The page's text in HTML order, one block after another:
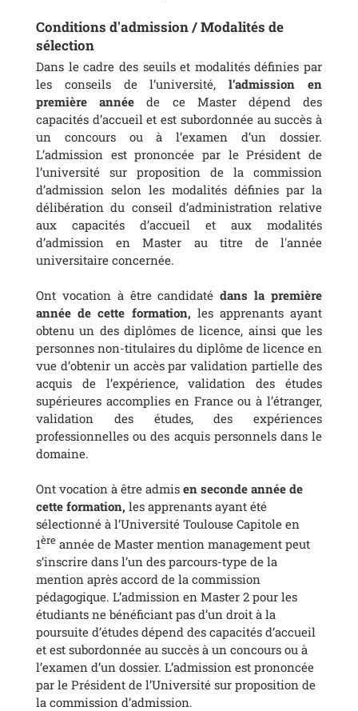
Conditions d'admission / Modalités de
sélection
Dans le cadre des seuils et modalités définies par
les conseils de l’université,l’admission en
première annéede ce Master dépend des
capacités d’accueil et est subordonnée au succès à
un concours ou à l’examen d’un dossier.
L’admission est prononcée par le Président de
l’université sur proposition de la commission
d’admission selon les modalités définies par la
délibération du conseil d’administration relative
aux capacités d’accueil et aux modalités
d’admission en Master au titre de l'année
universitaire concernée.
Ont vocation à être candidatédans la première
année de cette formation, les apprenants ayant
obtenu un des diplômes de licence, ainsi que les
personnes non-titulaires du diplôme de licence en
vue d’obtenir un accès par validation partielle des
acquis de l’expérience, validation des études
supérieures accomplies en France ou à l’étranger,
validation des études, des expériences
professionnelles ou des acquis personnels dans le
domaine.
Ont vocation à être admis en seconde année de
cette formation, les apprenants ayant été
sélectionné à l’Université Toulouse Capitole en
1ère année de Master mention management peut
s’inscrire dans l’un des parcours-type de la
mention après accord de la commission
pédagogique. L’admission en Master 2 pour les
étudiants ne bénéficiant pas d’un droit à la
poursuite d’études dépend des capacités d’accueil
et est subordonnée au succès à un concours ou à
l’examen d’un dossier. L’admission est prononcée
par le Président de l’Université sur proposition de
la commission d’admission.